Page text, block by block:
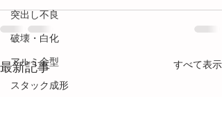
突出し不良
破壊・白化
アルミ金型
スタック成形
最新記事 すべて表示